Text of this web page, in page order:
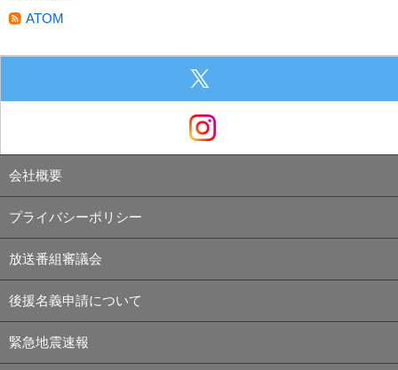
ATOM
会社概要
プライバシーポリシー
放送番組審議会
後援名義申請について
緊急地震速報